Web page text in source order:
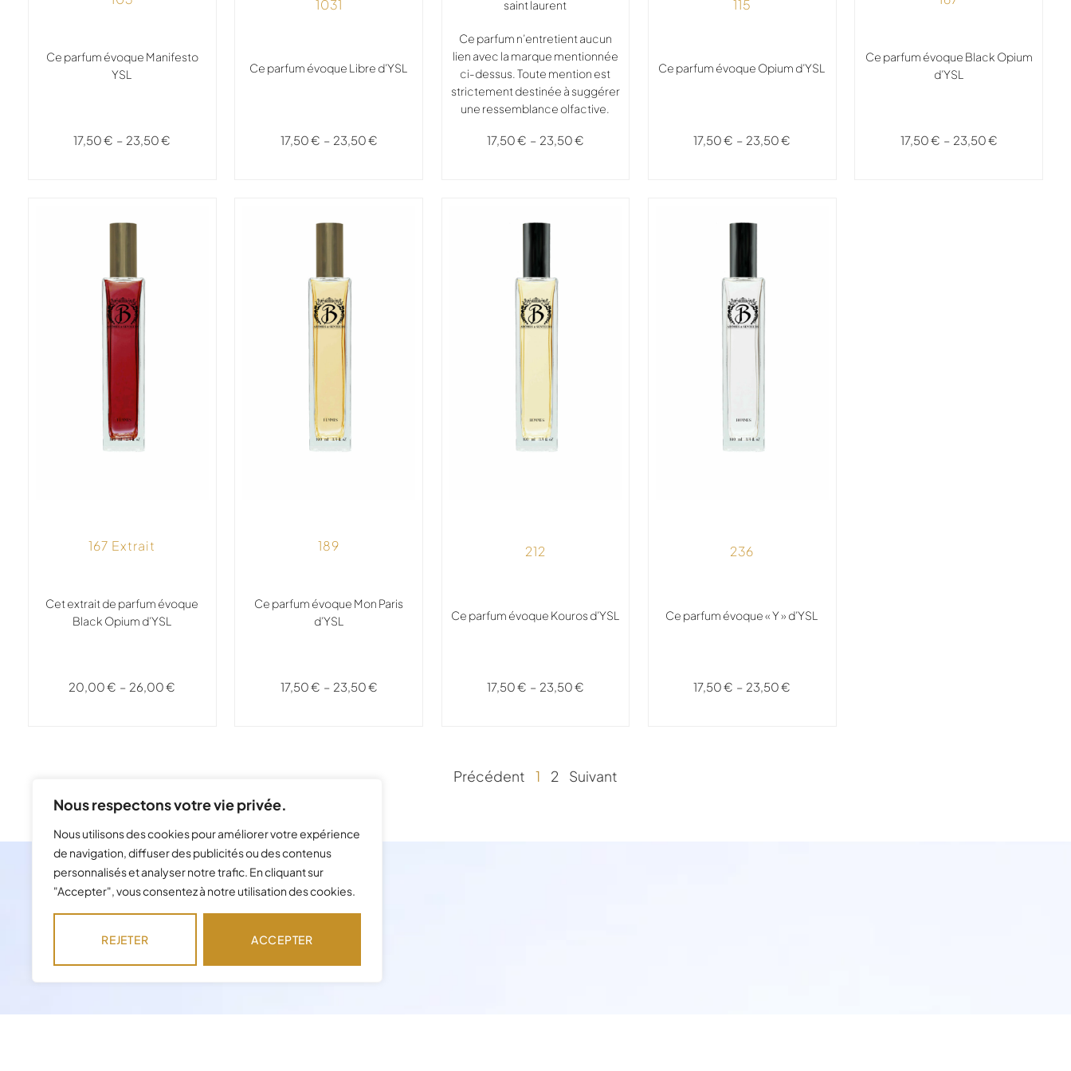
Nous respectons votre vie privée.
Nous utilisons des cookies pour améliorer votre expérience
de navigation, diffuser des publicités ou des contenus
personnalisés et analyser notre trafic. En cliquant sur
"Accepter", vous consentez à notre utilisation des cookies.
REJETER ACCEPTER
Ce parfum évoque Manifesto
YSL
17,50€ – 23,50€
1031
Ce parfum évoque Libre d’YSL
17,50€ – 23,50€
saint laurent
Ce parfum n’entretient aucun
lien avec la marque mentionnée
ci-dessus. Toute mention est
strictement destinée à suggérer
une ressemblance olfactive.
17,50€ – 23,50€
115
Ce parfum évoque Opium d’YSL
17,50€ – 23,50€
Ce parfum évoque Black Opium
d’YSL
17,50€ – 23,50€
167 Extrait
Cet extrait de parfum évoque
Black Opium d’YSL
20,00€ – 26,00€
189
Ce parfum évoque Mon Paris
d’YSL
17,50€ – 23,50€
212
Ce parfum évoque Kouros d’YSL
17,50€ – 23,50€
236
Ce parfum évoque « Y » d’YSL
17,50€ – 23,50€
Précédent 1 2 Suivant